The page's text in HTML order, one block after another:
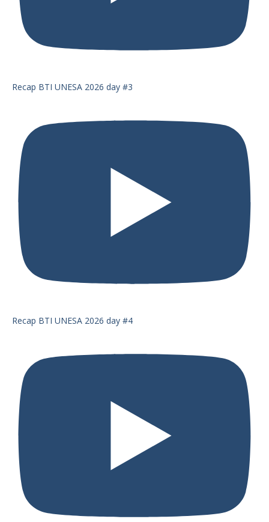
Recap BTI UNESA 2026 day #3
Recap BTI UNESA 2026 day #4